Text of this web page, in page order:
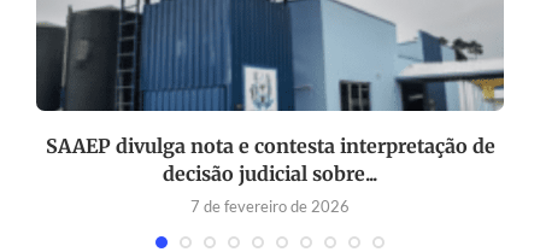
SAAEP divulga nota e contesta interpretação de
decisão judicial sobre...
7 de fevereiro de 2026